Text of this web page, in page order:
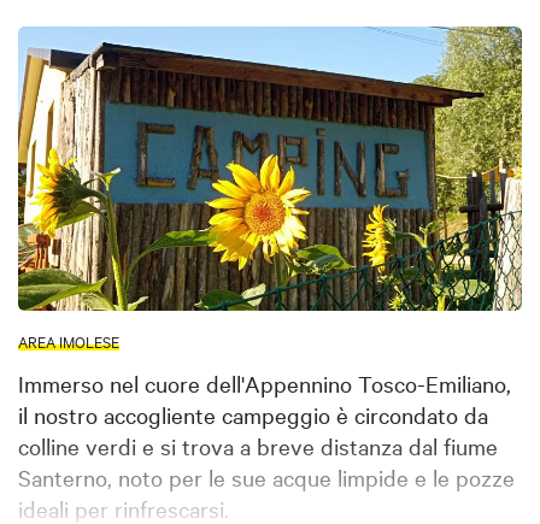
AREA IMOLESE
Immerso nel cuore dell'Appennino Tosco-Emiliano,
il nostro accogliente campeggio è circondato da
colline verdi e si trova a breve distanza dal fiume
Santerno, noto per le sue acque limpide e le pozze
ideali per rinfrescarsi.